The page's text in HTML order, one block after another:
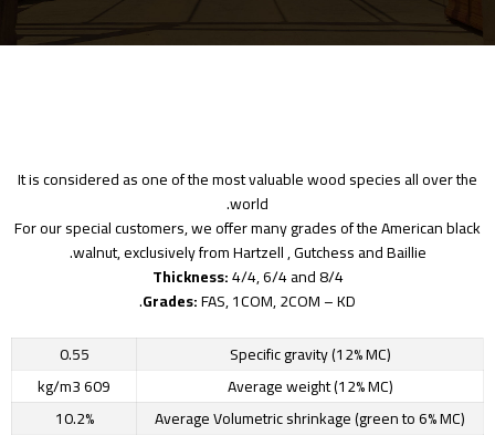
It is considered as one of the most valuable wood species all over the
world.
For our special customers, we offer many grades of the American black
walnut, exclusively from Hartzell , Gutchess and Baillie.
Thickness:4/4, 6/4 and 8/4
Grades:FAS, 1COM, 2COM – KD.
Specific gravity (12% MC)
0.55
Average weight (12% MC)
609 kg/m3
Average Volumetric shrinkage (green to 6% MC)
10.2%